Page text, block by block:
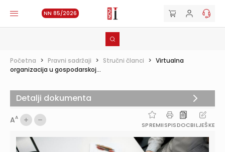
NN 85/2026
Početna > Pravni sadržaji > Stručni članci > Virtualna
organizacija u gospodarskoj...
AA
SPREMIISPISDOCBILJEŠKE
Detalji dokumenta